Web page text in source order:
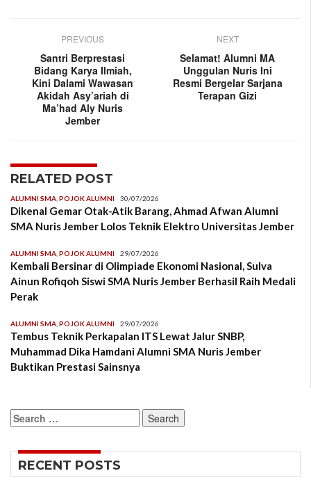
PREVIOUS
Santri Berprestasi
Bidang Karya Ilmiah,
Kini Dalami Wawasan
Akidah Asy’ariah di
Ma’had Aly Nuris
Jember
NEXT
Selamat! Alumni MA
Unggulan Nuris Ini
Resmi Bergelar Sarjana
Terapan Gizi
RELATED POST
ALUMNI SMA POJOK ALUMNI 30/07/2026
Dikenal Gemar Otak-Atik Barang, Ahmad Afwan Alumni
SMA Nuris Jember Lolos Teknik Elektro Universitas Jember
ALUMNI SMA POJOK ALUMNI 29/07/2026
Kembali Bersinar di Olimpiade Ekonomi Nasional, Sulva
Ainun Rofiqoh Siswi SMA Nuris Jember Berhasil Raih Medali
Perak
ALUMNI SMA POJOK ALUMNI 29/07/2026
Tembus Teknik Perkapalan ITS Lewat Jalur SNBP,
Muhammad Dika Hamdani Alumni SMA Nuris Jember
Buktikan Prestasi Sainsnya
Search
for:
RECENT POSTS